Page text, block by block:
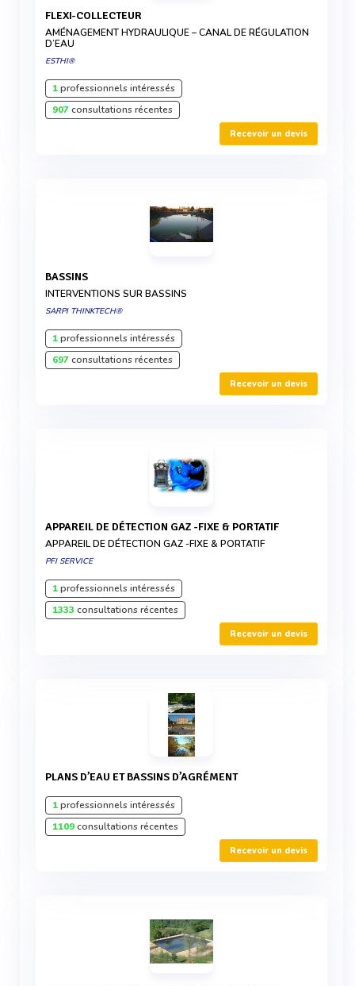
FLEXI-COLLECTEUR
AMÉNAGEMENT HYDRAULIQUE – CANAL DE RÉGULATION
D’EAU
ESTHI®
1professionnels intéressés
907consultations récentes
Recevoir un devis
BASSINS
INTERVENTIONS SUR BASSINS
SARPI THINKTECH®
1professionnels intéressés
697consultations récentes
Recevoir un devis
APPAREIL DE DÉTECTION GAZ -FIXE & PORTATIF
APPAREIL DE DÉTECTION GAZ -FIXE & PORTATIF
PFI SERVICE
1professionnels intéressés
1333 consultations récentes
Recevoir un devis
PLANS D’EAU ET BASSINS D’AGRÉMENT
1professionnels intéressés
1109consultations récentes
Recevoir un devis